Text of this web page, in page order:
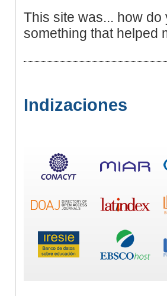
This site was... how
something that helped
Indizaciones